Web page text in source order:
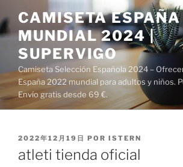
al
contenido
CAMISETA ESPAÑA
MUNDIAL 2024 |
SUPERVIGO
Camiseta Selección Española 2024 –
España 2022 mundial para adultos y niños.
Envío gratis desde 69 €.
PUBLICADO
EL
2022年12月19日 POR ISTERN
atleti tienda oficial